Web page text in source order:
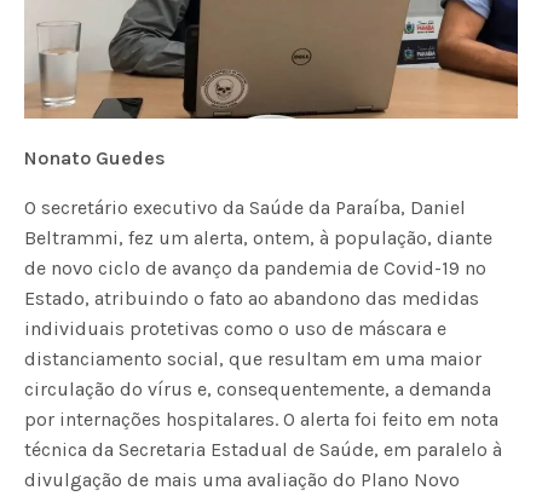
Nonato Guedes
O secretário executivo da Saúde da Paraíba, Daniel
Beltrammi, fez um alerta, ontem, à população, diante
de novo ciclo de avanço da pandemia de Covid-19 no
Estado, atribuindo o fato ao abandono das medidas
individuais protetivas como o uso de máscara e
distanciamento social, que resultam em uma maior
circulação do vírus e, consequentemente, a demanda
por internações hospitalares. O alerta foi feito em nota
técnica da Secretaria Estadual de Saúde, em paralelo à
divulgação de mais uma avaliação do Plano Novo